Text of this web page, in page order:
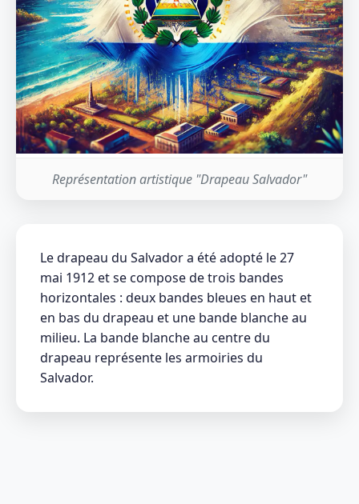
Représentation artistique "Drapeau Salvador"
Le drapeau du Salvador a été adopté le 27
mai 1912 et se compose de trois bandes
horizontales : deux bandes bleues en haut et
en bas du drapeau et une bande blanche au
milieu. La bande blanche au centre du
drapeau représente les armoiries du
Salvador.